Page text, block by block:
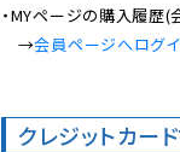
・MYページの購入履歴
→会員ページへログ
クレジットカー